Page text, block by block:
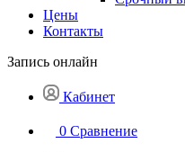
Цены
Контакты
Запись онлайн
Кабинет
0 Сравнение